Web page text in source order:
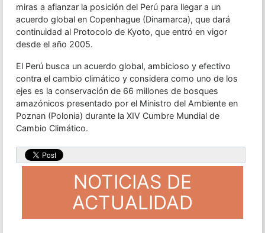
miras a afianzar la posición del Perú para llegar a un
acuerdo global en Copenhague (Dinamarca), que dará
continuidad al Protocolo de Kyoto, que entró en vigor
desde el año 2005.
El Perú busca un acuerdo global, ambicioso y efectivo
contra el cambio climático y considera como uno de los
ejes es la conservación de 66 millones de bosques
amazónicos presentado por el Ministro del Ambiente en
Poznan (Polonia) durante la XIV Cumbre Mundial de
Cambio Climático.
NOTICIAS DE
ACTUALIDAD